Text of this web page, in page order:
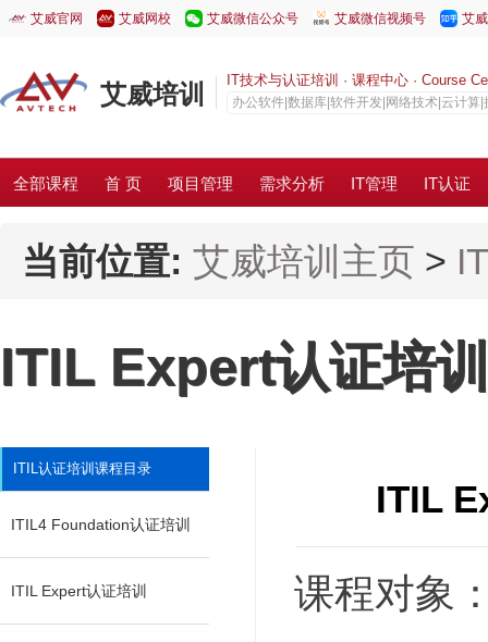
艾威官网 艾威网校 艾威微信公众号 艾威微信视频号 艾
艾威培训 IT技术与认证培训 · 课程中心 · Course
办公软件|数据库|软件开发|网络技术|云计算|
全部课程 首 页 项目管理 需求分析 IT管理 IT认证
当前位置: 艾威培训主页 >
ITIL Expert认证培训
ITIL认证培训课程目录
ITIL4 Foundation认证培训
ITIL Expert认证培训
ITIL
课程对象